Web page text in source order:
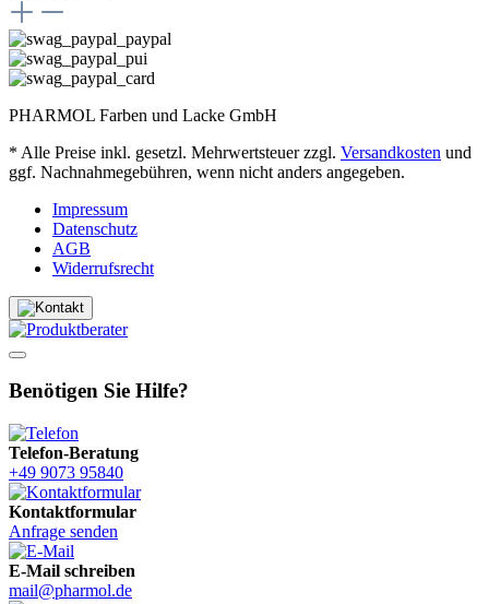
PHARMOL Farben und Lacke GmbH
* Alle Preise inkl. gesetzl. Mehrwertsteuer zzgl. Versandkosten und
ggf. Nachnahmegebühren, wenn nicht anders angegeben.
Impressum
Datenschutz
AGB
Widerrufsrecht
Benötigen Sie Hilfe?
Telefon-Beratung
+49 9073 95840
Kontaktformular
Anfrage senden
E-Mail schreiben
mail@pharmol.de